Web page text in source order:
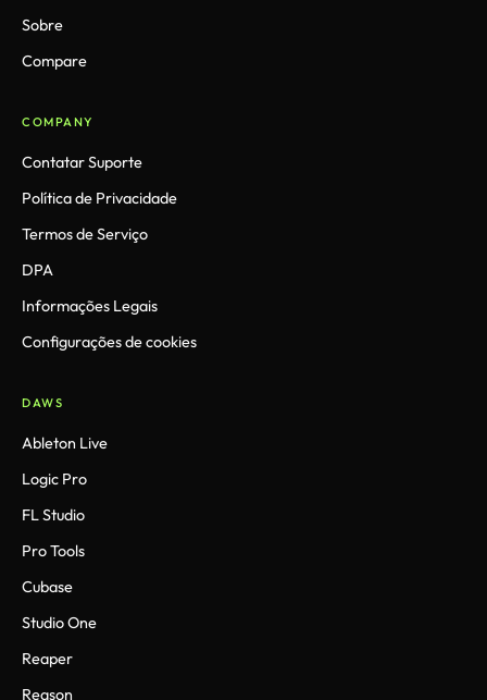
Sobre
Compare
COMPANY
Contatar Suporte
Política de Privacidade
Termos de Serviço
DPA
Informações Legais
Configurações de cookies
DAWS
Ableton Live
Logic Pro
FL Studio
Pro Tools
Cubase
Studio One
Reaper
Reason